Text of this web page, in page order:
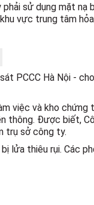
sử dụng mặt nạ
vực trung tâm
PCCC Hà Nội -
việc và kho
thông. Được biết,
trụ sở công ty.
lửa thiêu rụi. Các